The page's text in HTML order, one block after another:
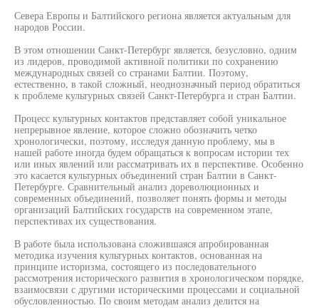
Севера Европы и Балтийского региона является актуальным для
народов России.
В этом отношении Санкт-Петербург является, безусловно, одним
из лидеров, проводимой активной политики по сохранению
международных связей со странами Балтии. Поэтому,
естественно, в такой сложный, неоднозначный период обратиться
к проблеме культурных связей Санкт-Петербурга и стран Балтии.
Процесс культурных контактов представляет собой уникальное
непрерывное явление, которое сложно обозначить четко
хронологически, поэтому, исследуя данную проблему, мы в
нашей работе иногда будем обращаться к вопросам истории тех
или иных явлений или рассматривать их в перспективе. Особенно
это касается культурных объединений стран Балтии в Санкт-
Петербурге. Сравнительный анализ дореволюционных и
современных объединений, позволяет понять формы и методы
организаций Балтийских государств на современном этапе,
перспективах их существования.
В работе была использована сложившаяся апробированная
методика изучения культурных контактов, основанная на
принципе историзма, состоящего из последовательного
рассмотрения исторического развития в хронологическом порядке,
взаимосвязи с другими историческими процессами и социальной
обусловленностью. По своим методам анализ делится на